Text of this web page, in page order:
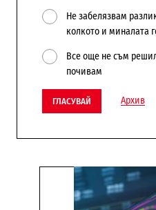
Не забелязвам
колкото и миналата
Все още не съм
почивам
ГЛАСУВАЙ Архив